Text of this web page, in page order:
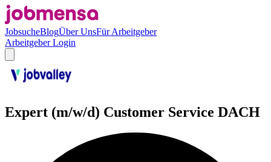
JobsucheBlogÜber UnsFür Arbeitgeber
Arbeitgeber Login
Expert (m/w/d) Customer Service DACH